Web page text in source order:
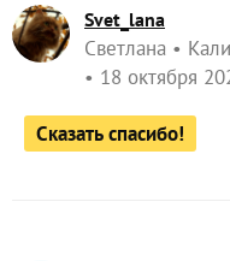
Svet_lana
Светлана
18 октября
Сказать спасибо!